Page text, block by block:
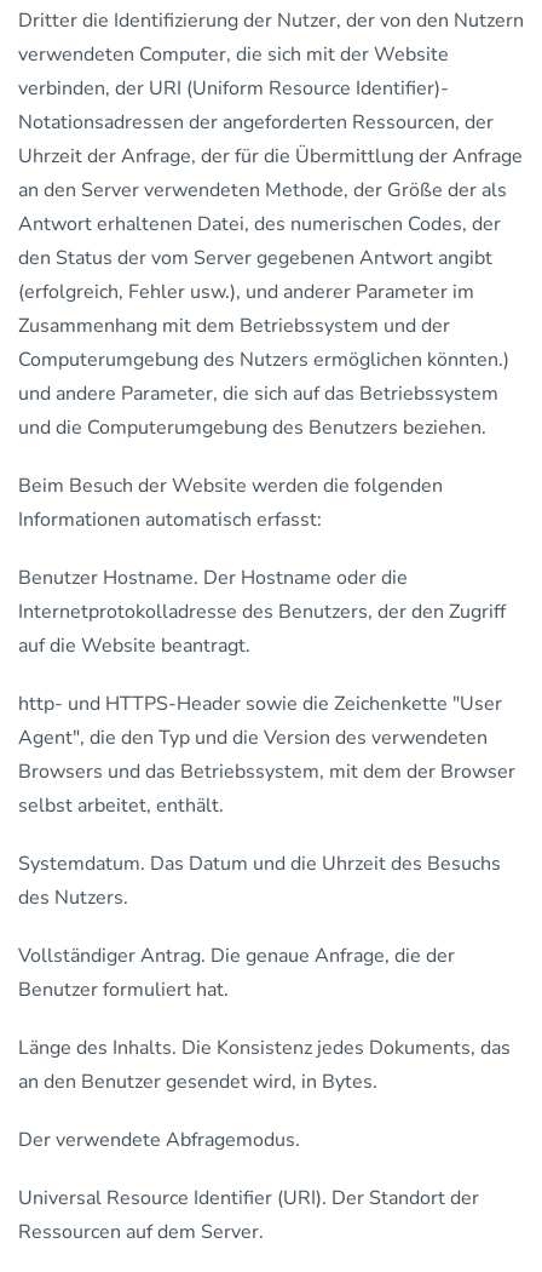
Dritter die Identifizierung der Nutzer, der von den Nutzern
verwendeten Computer, die sich mit der Website
verbinden, der URI (Uniform Resource Identifier)-
Notationsadressen der angeforderten Ressourcen, der
Uhrzeit der Anfrage, der für die Übermittlung der Anfrage
an den Server verwendeten Methode, der Größe der als
Antwort erhaltenen Datei, des numerischen Codes, der
den Status der vom Server gegebenen Antwort angibt
(erfolgreich, Fehler usw.), und anderer Parameter im
Zusammenhang mit dem Betriebssystem und der
Computerumgebung des Nutzers ermöglichen könnten.)
und andere Parameter, die sich auf das Betriebssystem
und die Computerumgebung des Benutzers beziehen.
Beim Besuch der Website werden die folgenden
Informationen automatisch erfasst:
Benutzer Hostname. Der Hostname oder die
Internetprotokolladresse des Benutzers, der den Zugriff
auf die Website beantragt.
http- und HTTPS-Header sowie die Zeichenkette "User
Agent", die den Typ und die Version des verwendeten
Browsers und das Betriebssystem, mit dem der Browser
selbst arbeitet, enthält.
Systemdatum. Das Datum und die Uhrzeit des Besuchs
des Nutzers.
Vollständiger Antrag. Die genaue Anfrage, die der
Benutzer formuliert hat.
Länge des Inhalts. Die Konsistenz jedes Dokuments, das
an den Benutzer gesendet wird, in Bytes.
Der verwendete Abfragemodus.
Universal Resource Identifier (URI). Der Standort der
Ressourcen auf dem Server.